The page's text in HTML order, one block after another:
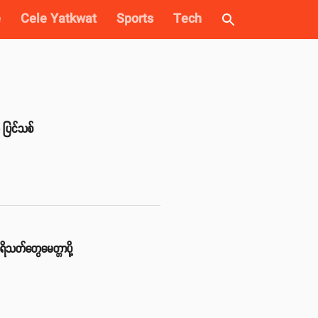
Cele Yatkwat Sports Tech
ြင်သစ်
သတ်တွေမေတ္တာပို့